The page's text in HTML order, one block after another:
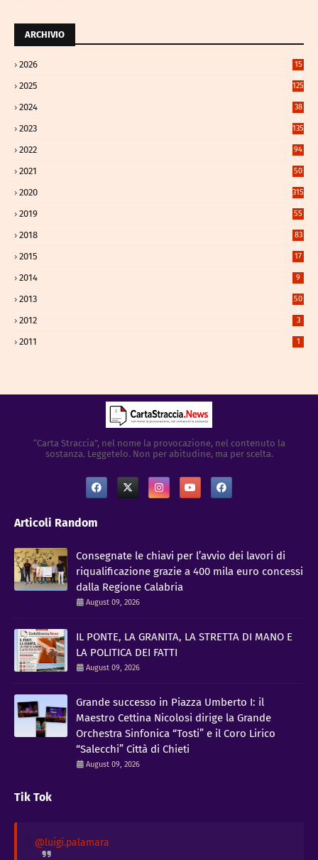
ARCHIVIO
2026
15
02
2025
125
3
2024
38
4
2023
135
1
2022 94
2021
50
8
2020
315
2
2019 55
2018
83
9
2015 17
2014 9
2013
50
5
2012 3
2011 1
“Carta Straccia”, nel nome la provocazione, nel contenuto la
sostanza. Leggetelo. Non per abitudine, ma per scelta.
Articoli Random
Consegnate le chiavi per l’avvio dei lavori di
riqualificazione grazie a 400 mila euro concessi
dalla Regione Calabria
August 09, 2026
IL PONTE, LA GRANITA, LA STRETTA DI MANO E
LA POLITICA DEI FATTI
August 09, 2026
Grande successo in Piazza Umberto I: il
Maestro Cettina Nicolosi dirige la Grande
Orchestra Sinfonica “Tosti” e il Coro Lirico
“Salecchi” Città di Chieti
August 09, 2026
Tik Tok
@luigi.palamara